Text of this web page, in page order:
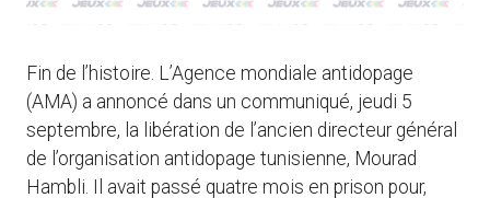
Fin de l’histoire. L’Agence mondiale antidopage
(AMA) a annoncé dans un communiqué, jeudi 5
septembre, la libération de l’ancien directeur général
de l’organisation antidopage tunisienne, Mourad
Hambli. Il avait passé quatre mois en prison pour,